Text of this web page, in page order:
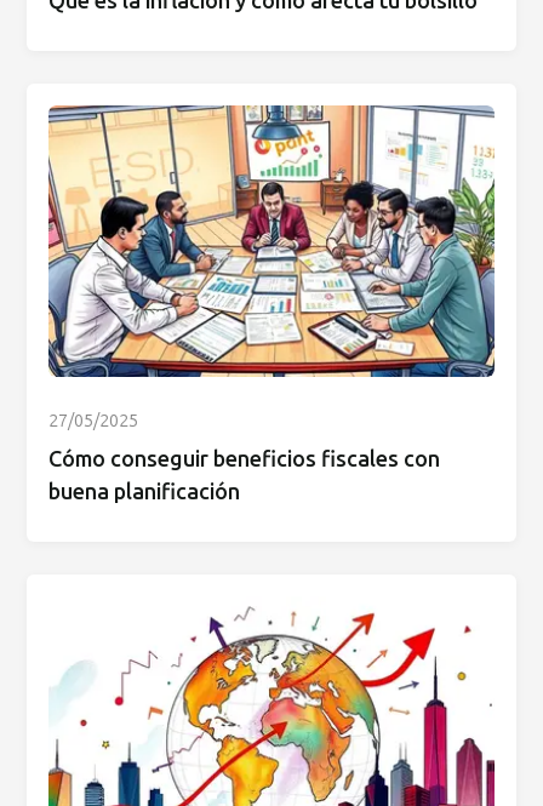
27/05/2025
Cómo conseguir beneficios fiscales con
buena planificación